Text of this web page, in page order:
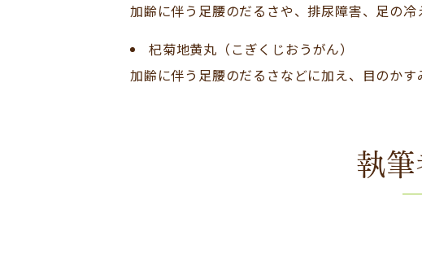
加齢に伴う足腰のだるさや、排尿障害、足の冷
杞菊地黄丸（こぎくじおうがん）
加齢に伴う足腰のだるさなどに加え、目のかす
執